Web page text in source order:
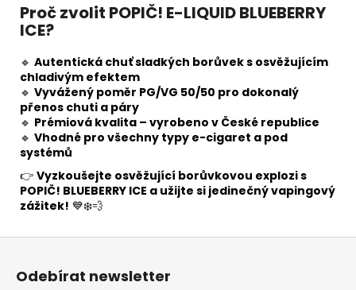
Proč zvolit POPIČ! E-LIQUID BLUEBERRY
ICE?
🔹 Autentická chuť sladkých borůvek s osvěžujícím
chladivým efektem
🔹 Vyvážený poměr PG/VG 50/50 pro dokonalý
přenos chuti a páry
🔹 Prémiová kvalita – vyrobeno v České republice
🔹 Vhodné pro všechny typy e-cigaret a pod
systémů
👉 Vyzkoušejte osvěžující borůvkovou explozi s
POPIČ! BLUEBERRY ICE a užijte si jedinečný vapingový
zážitek! 💙❄️💨
Z
Odebírat newsletter